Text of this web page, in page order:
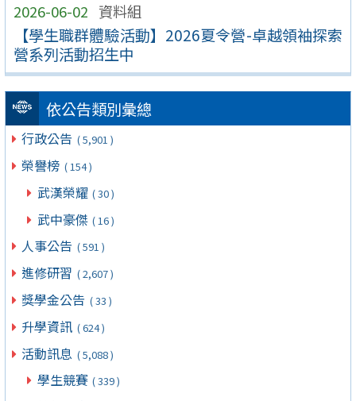
2026-06-02 資料組
【學生職群體驗活動】2026夏令營-卓越領袖探索
營系列活動招生中
依公告類別彙總
行政公告 ( 5,901 )
榮譽榜 ( 154 )
武漢榮耀 ( 30 )
武中豪傑 ( 16 )
人事公告 ( 591 )
進修研習 ( 2,607 )
獎學金公告 ( 33 )
升學資訊 ( 624 )
活動訊息 ( 5,088 )
學生競賽 ( 339 )